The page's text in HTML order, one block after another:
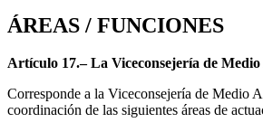
ÁREAS / FUNCIONES
Artículo 17.– La Viceconsejería de
Corresponde a la Viceconsejería de Medio
coordinación de las siguientes áreas de